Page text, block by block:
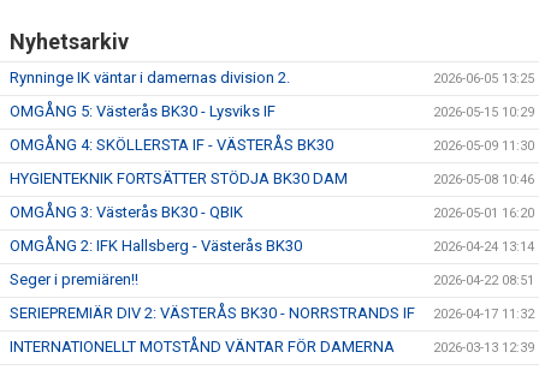
Nyhetsarkiv
Rynninge IK väntar i damernas division 2. 2026-06-05 13:25
OMGÅNG 5: Västerås BK30 - Lysviks IF 2026-05-15 10:29
OMGÅNG 4: SKÖLLERSTA IF - VÄSTERÅS BK30 2026-05-09 11:30
HYGIENTEKNIK FORTSÄTTER STÖDJA BK30 DAM 2026-05-08 10:46
OMGÅNG 3: Västerås BK30 - QBIK 2026-05-01 16:20
OMGÅNG 2: IFK Hallsberg - Västerås BK30 2026-04-24 13:14
Seger i premiären!! 2026-04-22 08:51
SERIEPREMIÄR DIV 2: VÄSTERÅS BK30 - NORRSTRANDS IF 2026-04-17 11:32
INTERNATIONELLT MOTSTÅND VÄNTAR FÖR DAMERNA 2026-03-13 12:39